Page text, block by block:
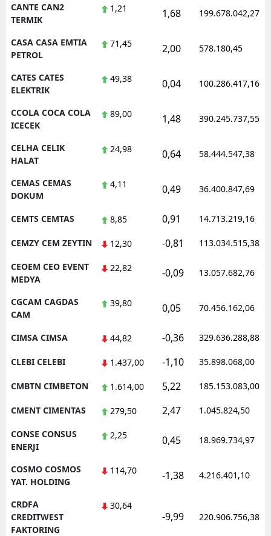
CANTE CAN2
TERMIK
1,21 1,68 199.678.042,27
CASA CASA EMTIA
PETROL
71,45 2,00 578.180,45
CATES CATES
ELEKTRIK
49,38 0,04 100.286.417,16
CCOLA COCA COLA
ICECEK
89,00 1,48 390.245.737,55
CELHA CELIK
HALAT
24,98 0,64 58.444.547,38
CEMAS CEMAS
DOKUM
4,11 0,49 36.400.847,69
CEMTS CEMTAS 8,85 0,91 14.713.219,16
CEMZY CEM ZEYTIN 12,30 -0,81 113.034.515,38
CEOEM CEO EVENT
MEDYA
22,82 -0,09 13.057.682,76
CGCAM CAGDAS
CAM
39,80 0,05 70.456.162,06
CIMSA CIMSA 44,82 -0,36 329.636.288,88
CLEBI CELEBI 1.437,00 -1,10 35.898.068,00
CMBTN CIMBETON 1.614,00 5,22 185.153.083,00
CMENT CIMENTAS 279,50 2,47 1.045.824,50
CONSE CONSUS
ENERJI
2,25 0,45 18.969.734,97
COSMO COSMOS
YAT. HOLDING
114,70 -1,38 4.216.401,10
CRDFA
CREDITWEST
FAKTORING
30,64
-9,99 220.906.756,38